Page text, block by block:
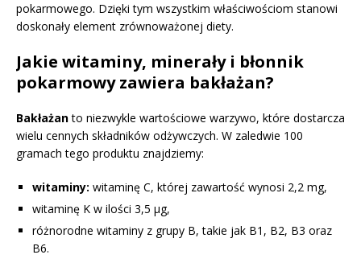
pokarmowego. Dzięki tym wszystkim właściwościom stanowi
doskonały element zrównoważonej diety.
Jakie witaminy, minerały i błonnik
pokarmowy zawiera bakłażan?
Bakłażanto niezwykle wartościowe warzywo, które dostarcza
wielu cennych składników odżywczych. W zaledwie 100
gramach tego produktu znajdziemy:
witaminy: witaminę C, której zawartość wynosi 2,2 mg,
witaminę K w ilości 3,5 µg,
różnorodne witaminy z grupy B, takie jak B1, B2, B3 oraz
B6.